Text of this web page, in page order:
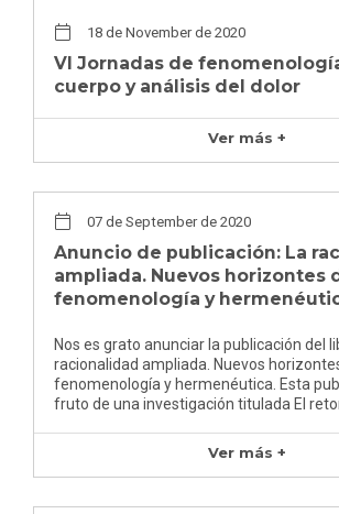
18 de November de 2020
VI Jornadas de
cuerpo y análisis del dolor
Ver más +
07 de September de 2020
Anuncio de publicación: La
ampliada. Nuevos horizontes
fenomenología y
Nos es grato anunciar la publicación del
racionalidad ampliada. Nuevos
fenomenología y hermenéutica. Esta
fruto de una investigación titulada El
Ver más +